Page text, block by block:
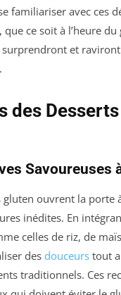
familiariser avec ces
que ce soit à l’heure
surprendront et
des
Savoureuses
gluten ouvrent la porte
inédites. En
celles de riz, de
des douceurs tout
traditionnels. Ces